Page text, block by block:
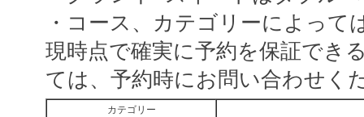
・コース、カテゴリーによっ
現時点で確実に予約を保証でき
ては、予約時にお問い合わせく
カテゴリー